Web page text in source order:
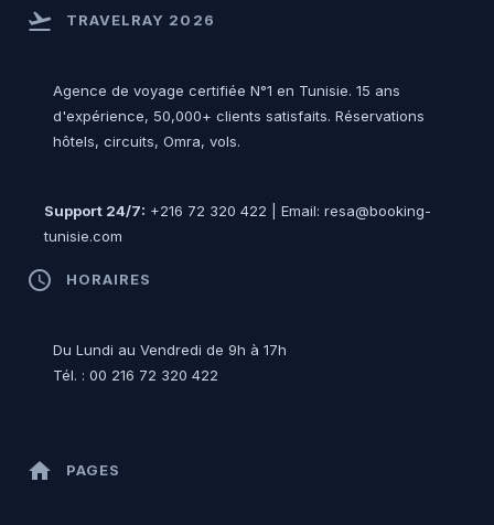
flight_takeoff TRAVELRAY 2026
Agence de voyage certifiée N°1 en Tunisie. 15 ans
d'expérience, 50,000+ clients satisfaits. Réservations
hôtels, circuits, Omra, vols.
Support 24/7: +216 72 320 422 | Email: resa@booking-
tunisie.com
access_time HORAIRES
Du Lundi au Vendredi de 9h à 17h
Tél. : 00 216 72 320 422
home PAGES